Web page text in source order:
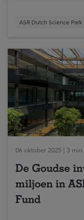
ASR Dutch Science Park
06 oktober 2025 | 3 min.
De Goudse
miljoen in
Fund